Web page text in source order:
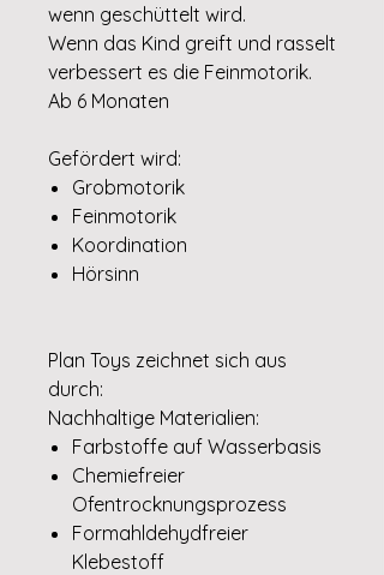
wenn geschüttelt wird.
Wenn das Kind greift und rasselt
verbessert es die Feinmotorik.
Ab 6 Monaten
Gefördert wird:
Grobmotorik
Feinmotorik
Koordination
Hörsinn
Plan Toys zeichnet sich aus
durch:
Nachhaltige Materialien:
Farbstoffe auf Wasserbasis
Chemiefreier
Ofentrocknungsprozess
Formahldehydfreier
Klebestoff